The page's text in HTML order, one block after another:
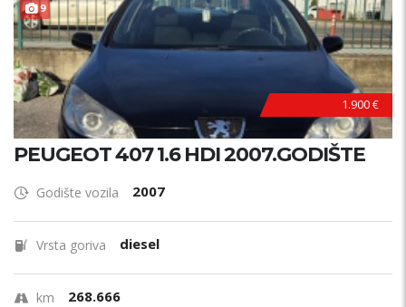
9
1.900 €
PEUGEOT 407 1.6 HDI 2007.GODIŠTE
Godište vozila 2007
Vrsta goriva diesel
km 268.666